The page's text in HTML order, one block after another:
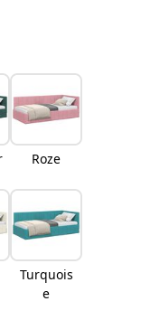
Roze
Turquois
e